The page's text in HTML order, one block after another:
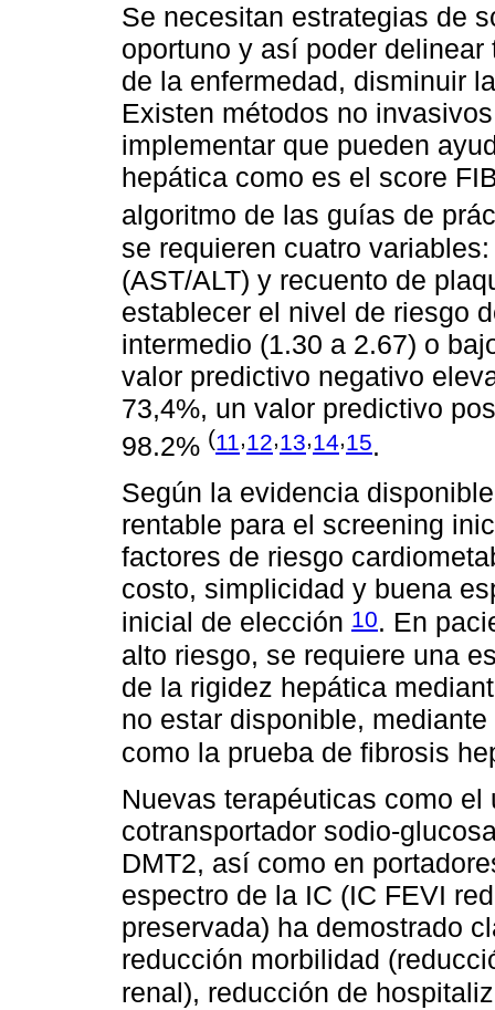
Se necesitan estrategias de
oportuno y así poder
de la enfermedad, disminuir
Existen métodos no
implementar que pueden
hepática como es el score
algoritmo de las guías de
se requieren cuatro
(AST/ALT) y recuento de
establecer el nivel de riesgo
intermedio (1.30 a 2.67) o
valor predictivo negativo
73,4%, un valor predictivo
98.2% (11,12,13,14,15.
Según la evidencia
rentable para el screening
factores de riesgo
costo, simplicidad y buena
inicial de elección 10. En
alto riesgo, se requiere una
de la rigidez hepática
no estar disponible,
como la prueba de fibrosis
Nuevas terapéuticas como
cotransportador sodio-
DMT2, así como en
espectro de la IC (IC FEVI
preservada) ha demostrado
reducción morbilidad
renal), reducción de